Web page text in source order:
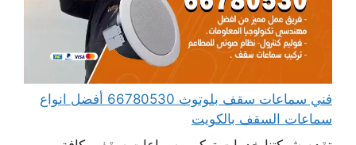
فني سماعات سقف بلوتوث 66780530 أفضل انواع
سماعات السقف بالكويت